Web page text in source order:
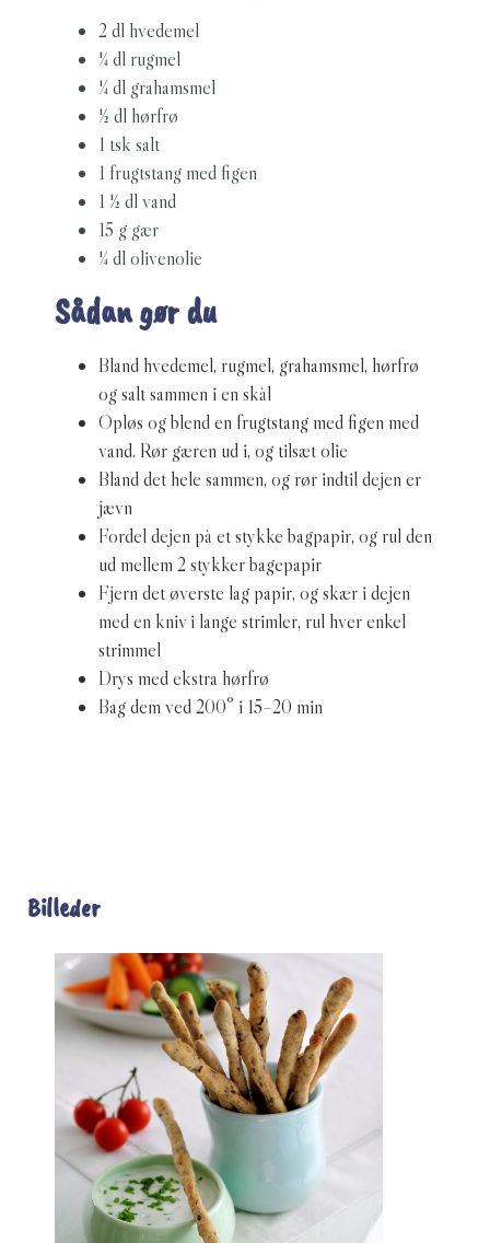
2 dl hvedemel
¼ dl rugmel
¼ dl grahamsmel
½ dl hørfrø
1 tsk salt
1 frugtstang med figen
1 ½ dl vand
15 g gær
¼ dl olivenolie
Sådan gør du
Bland hvedemel, rugmel, grahamsmel, hørfrø
og salt sammen i en skål
Opløs og blend en frugtstang med figen med
vand. Rør gæren ud i, og tilsæt olie
Bland det hele sammen, og rør indtil dejen er
jævn
Fordel dejen på et stykke bagpapir, og rul den
ud mellem 2 stykker bagepapir
Fjern det øverste lag papir, og skær i dejen
med en kniv i lange strimler, rul hver enkel
strimmel
Drys med ekstra hørfrø
Bag dem ved 200° i 15–20 min
Billeder